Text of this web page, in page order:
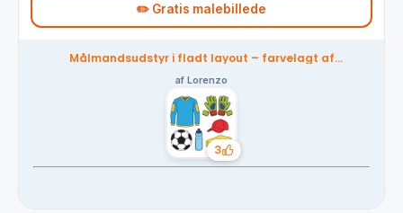
✏️ Gratis malebillede
Målmandsudstyr i fladt layout – farvelagt af
af Lorenzo
3
Likes